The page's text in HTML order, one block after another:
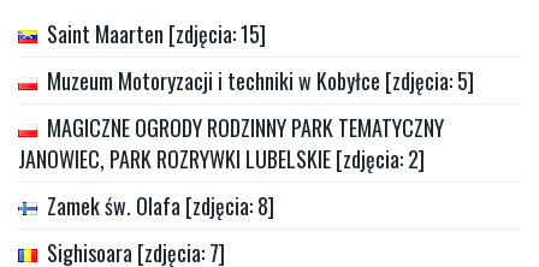
Saint Maarten [zdjęcia: 15]
Muzeum Motoryzacji i techniki w Kobyłce [zdjęcia: 5]
MAGICZNE OGRODY RODZINNY PARK TEMATYCZNY
JANOWIEC, PARK ROZRYWKI LUBELSKIE [zdjęcia: 2]
Zamek św. Olafa [zdjęcia: 8]
Sighisoara [zdjęcia: 7]